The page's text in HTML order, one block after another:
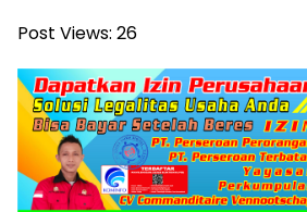
Post Views: 26